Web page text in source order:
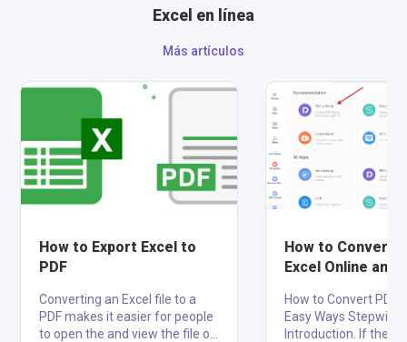
Excel en línea
Más artículos
How to Export Excel to
PDF
Converting an Excel file to a
PDF makes it easier for people
to open the and view the file on
How to Convert
Excel Online and
How to Convert PDF
Easy Ways Stepwise
Introduction. If there